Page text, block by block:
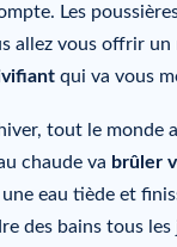
Les
allez vous offrir
qui va vous
tout le
chaude va brûler
eau tiède et
des bains tous les